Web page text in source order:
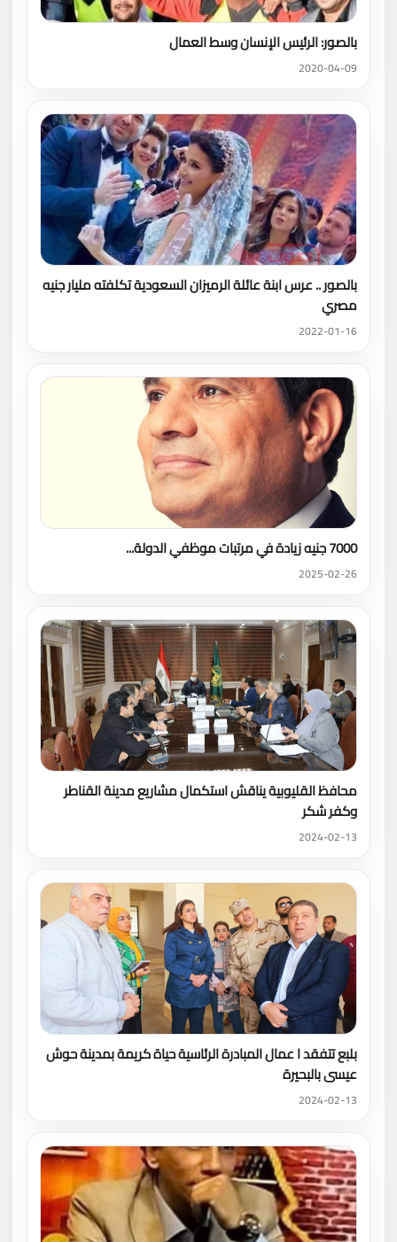
بالصور: الرئيس الإنسان وسط العمال
2020-04-09
بالصور .. عرس ابنة عائلة الرميزان السعودية تكلفته مليار جنيه
مصري
2022-01-16
7000 جنيه زيادة في مرتبات موظفي الدولة...
2025-02-26
محافظ القليوبية يناقش استكمال مشاريع مدينة القناطر
وكفر شكر
2024-02-13
بلبع تتفقد ا عمال المبادرة الرئاسية حياة كريمة بمدينة حوش
عيسى بالبحيرة
2024-02-13